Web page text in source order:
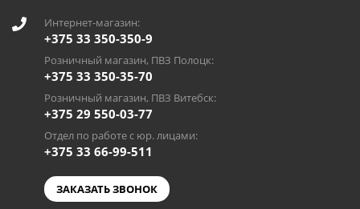
Интернет-магазин:
+375 33 350-350-9
Розничный магазин, ПВЗ Полоцк:
+375 33 350-35-70
Розничный магазин, ПВЗ Витебск:
+375 29 550-03-77
Отдел по работе с юр. лицами:
+375 33 66-99-511
ЗАКАЗАТЬ ЗВОНОК